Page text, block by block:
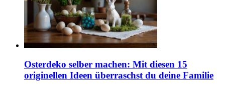
Osterdeko selber machen: Mit diesen 15
originellen Ideen überraschst du deine Familie